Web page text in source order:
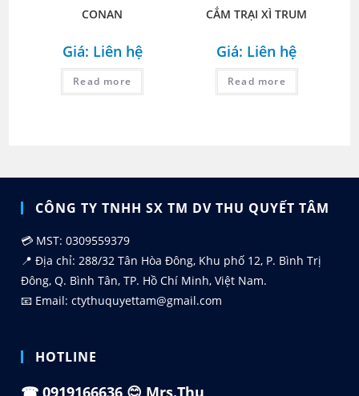
CONAN
Giá: Liên hệ
Read more
CẮM TRẠI XÌ TRUM
Giá: Liên hệ
Read more
CÔNG TY TNHH SX TM DV THU QUYẾT TÂM
💳 MST: 0309559379
📍 Địa chỉ: 288/32 Tân Hòa Đông, Khu phố 12, P. Bình Trị
Đông, Q. Bình Tân, TP. Hồ Chí Minh, Việt Nam.
📧 Email: ctythuquyettam@gmail.com
HOTLINE
☎0919166636 😊 Mrs.Thu